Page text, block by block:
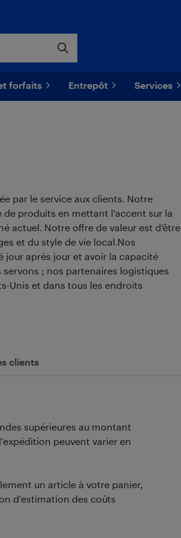
forfaits Entrepôt Services
par le service aux clients. Notre
produits en mettant l'accent sur la
actuel. Notre offre de valeur est d'être
et du style de vie local.Nos
après jour et avoir la capacité
; nos partenaires logistiques
Unis et dans tous les endroits
clients
supérieures au montant
peuvent varier en
un article à votre panier,
d’estimation des coûts